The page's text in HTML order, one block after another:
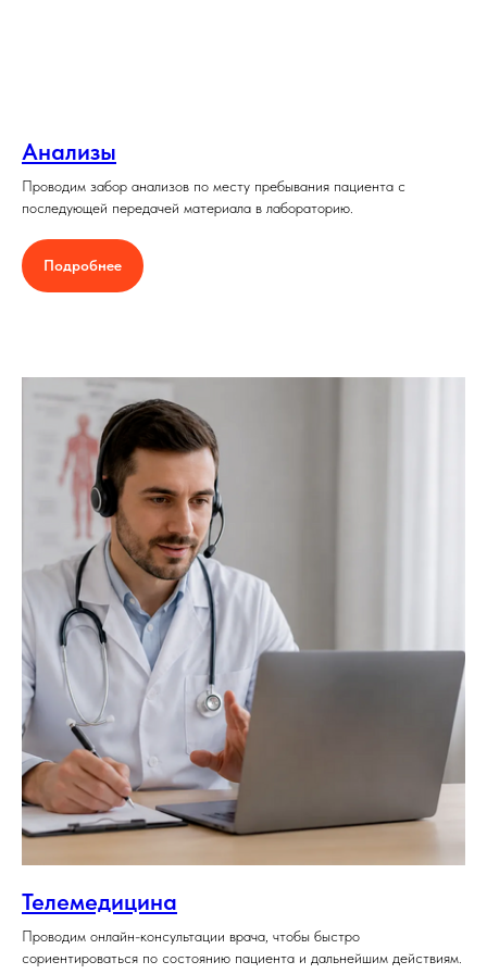
Анализы
Проводим забор анализов по месту пребывания пациента с
последующей передачей материала в лабораторию.
Подробнее
Телемедицина
Проводим онлайн-консультации врача, чтобы быстро
сориентироваться по состоянию пациента и дальнейшим действиям.